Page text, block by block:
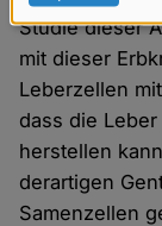
Studie dieser
mit dieser
Leberzellen
dass die
herstellen
derartigen
Samenzellen
Daten
und
Cookies